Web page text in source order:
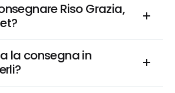
Riso Grazia,
la consegna in